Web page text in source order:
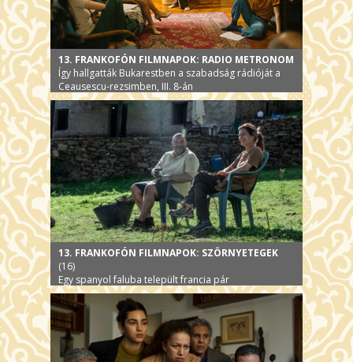
13. FRANKOFÓN FILMNAPOK: RADIO METRONOM
Így hallgatták Bukarestben a szabadság rádióját a
Ceausescu-rezsimben, III. 8-án
13. FRANKOFÓN FILMNAPOK: SZÖRNYETEGEK
(16)
Egy spanyol faluba települt francia pár
közellenséggé lesz, mert nem akarnak szélerőművet,
III. 7. és 12.